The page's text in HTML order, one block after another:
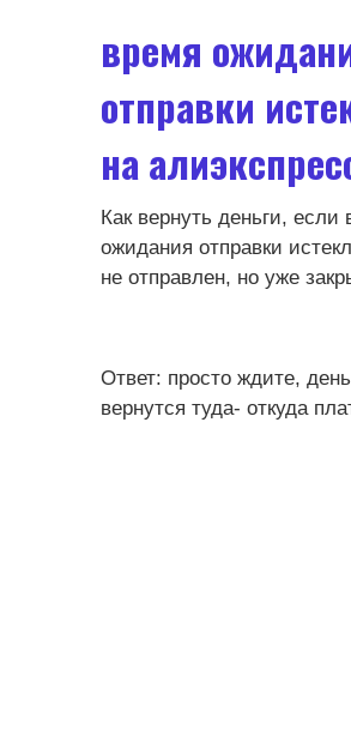
время
отправки
на
Как вернуть деньги, если
ожидания отправки
не отправлен, но уже
Ответ: просто ждите,
вернутся туда- откуда